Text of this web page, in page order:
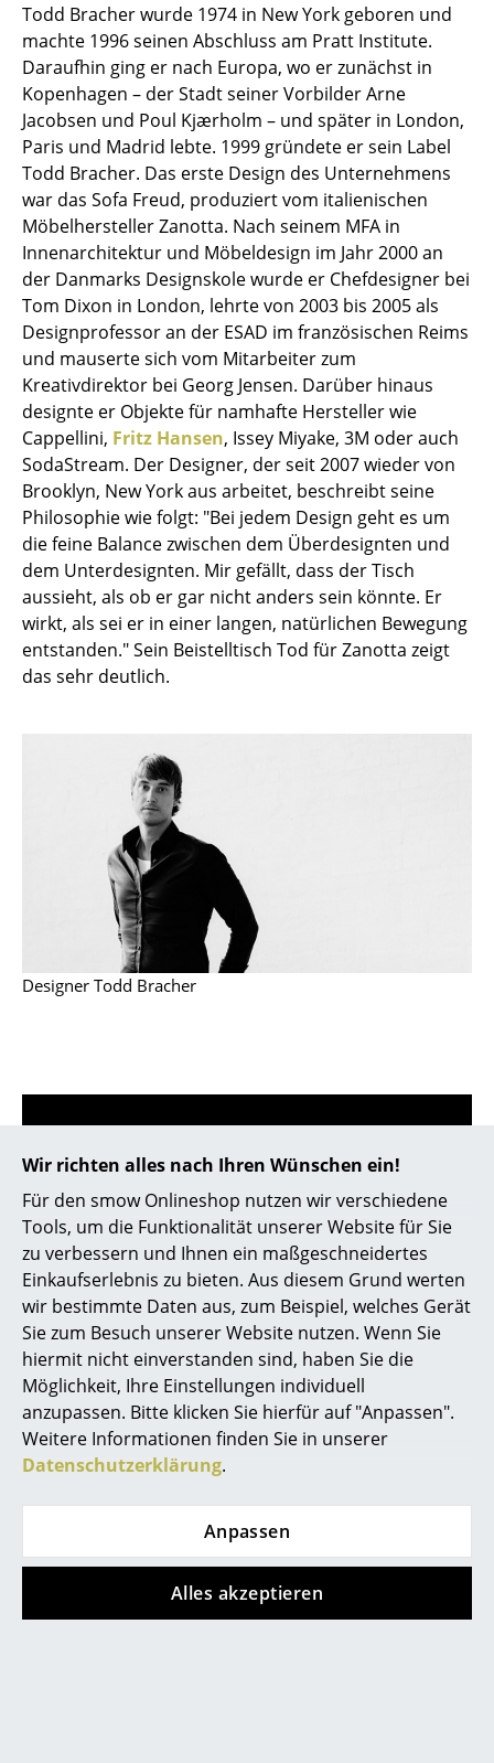
Wir richten alles nach Ihren Wünschen ein!
Für den smow Onlineshop nutzen wir verschiedene
Tools, um die Funktionalität unserer Website für Sie
zu verbessern und Ihnen ein maßgeschneidertes
Einkaufserlebnis zu bieten. Aus diesem Grund werten
wir bestimmte Daten aus, zum Beispiel, welches Gerät
Sie zum Besuch unserer Website nutzen. Wenn Sie
hiermit nicht einverstanden sind, haben Sie die
Möglichkeit, Ihre Einstellungen individuell
anzupassen. Bitte klicken Sie hierfür auf "Anpassen".
Weitere Informationen finden Sie in unserer
Datenschutzerklärung.
Anpassen
Alles akzeptieren
Sekretäre & PC-Tische
Konferenztische
Stehtische & Stehpulte
Kindertische
Gartentische
Servierwagen
Einzelteile
... alle Tische
Aufbewahren
Regale & Schränke
Bücherregale
Wandregale
Sideboards & Kommoden
TV Möbel
Beistell- & Rollcontainer
Garderoben
Kleinaufbewahrung
Einzelteile
... alle Aufbewahrungsmöbel
Hängeleuchten & Deckenleuchten
Bodenleuchten
Wandleuchten
Outdoor-Leuchten
Akkuleuchten
... alle Leuchten
Betten
Doppelbetten
Einzelbetten
Kinderbetten
Nachttische & Bettzubehör
Todd Bracher wurde 1974 in New York geboren und
machte 1996 seinen Abschluss am Pratt Institute.
Daraufhin ging er nach Europa, wo er zunächst in
Kopenhagen – der Stadt seiner Vorbilder Arne
Jacobsen und Poul Kjærholm – und später in London,
Paris und Madrid lebte. 1999 gründete er sein Label
Todd Bracher. Das erste Design des Unternehmens
war das Sofa Freud, produziert vom italienischen
Möbelhersteller Zanotta. Nach seinem MFA in
Innenarchitektur und Möbeldesign im Jahr 2000 an
der Danmarks Designskole wurde er Chefdesigner bei
Tom Dixon in London, lehrte von 2003 bis 2005 als
Designprofessor an der ESAD im französischen Reims
und mauserte sich vom Mitarbeiter zum
Kreativdirektor bei Georg Jensen. Darüber hinaus
designte er Objekte für namhafte Hersteller wie
Cappellini, Fritz Hansen, Issey Miyake, 3M oder auch
SodaStream. Der Designer, der seit 2007 wieder von
Brooklyn, New York aus arbeitet, beschreibt seine
Philosophie wie folgt: "Bei jedem Design geht es um
die feine Balance zwischen dem Überdesignten und
dem Unterdesignten. Mir gefällt, dass der Tisch
aussieht, als ob er gar nicht anders sein könnte. Er
wirkt, als sei er in einer langen, natürlichen Bewegung
entstanden." Sein Beistelltisch Tod für Zanotta zeigt
das sehr deutlich.
Designer Todd Bracher
0800 15 60 00
Mo-Fr: 9-17 Uhr
service@smow.ch